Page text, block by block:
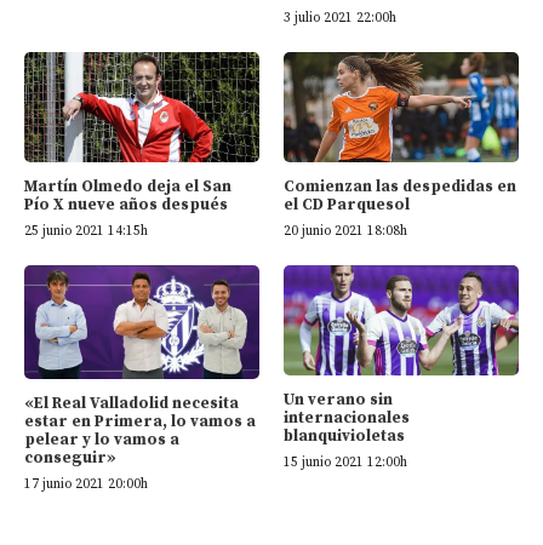
3 julio 2021 22:00h
Martín Olmedo deja el San
Pío X nueve años después
25 junio 2021 14:15h
Comienzan las despedidas en
el CD Parquesol
20 junio 2021 18:08h
«El Real Valladolid necesita
estar en Primera, lo vamos a
pelear y lo vamos a
conseguir»
17 junio 2021 20:00h
Un verano sin
internacionales
blanquivioletas
15 junio 2021 12:00h